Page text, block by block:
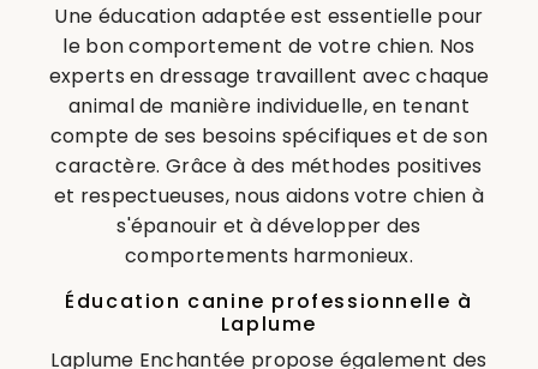
Une éducation adaptée est essentielle pour
le bon comportement de votre chien. Nos
experts en dressage travaillent avec chaque
animal de manière individuelle, en tenant
compte de ses besoins spécifiques et de son
caractère. Grâce à des méthodes positives
et respectueuses, nous aidons votre chien à
s'épanouir et à développer des
comportements harmonieux.
Éducation canine professionnelle à
Laplume
Laplume Enchantée propose également des